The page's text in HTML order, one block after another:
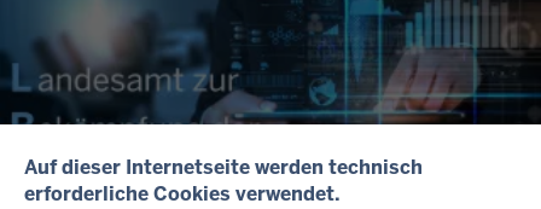
Auf dieser Internetseite werden technisch
erforderliche Cookies verwendet.